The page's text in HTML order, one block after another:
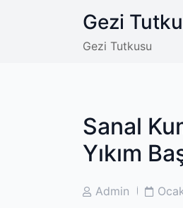
Gezi
Gezi Tutkusu
Sanal
Yıkım
PostAdmin
Post